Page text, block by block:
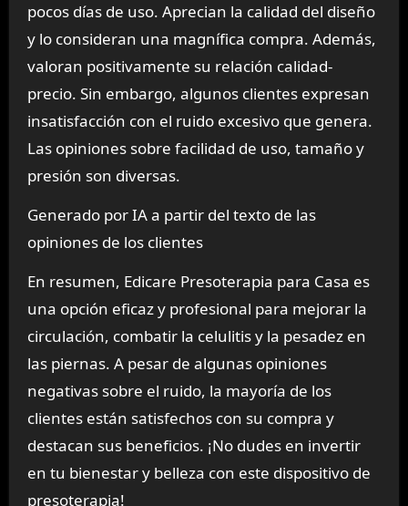
pocos días de uso. Aprecian la calidad del diseño
y lo consideran una magnífica compra. Además,
valoran positivamente su relación calidad-
precio. Sin embargo, algunos clientes expresan
insatisfacción con el ruido excesivo que genera.
Las opiniones sobre facilidad de uso, tamaño y
presión son diversas.
Generado por IA a partir del texto de las
opiniones de los clientes
En resumen, Edicare Presoterapia para Casa es
una opción eficaz y profesional para mejorar la
circulación, combatir la celulitis y la pesadez en
las piernas. A pesar de algunas opiniones
negativas sobre el ruido, la mayoría de los
clientes están satisfechos con su compra y
destacan sus beneficios. ¡No dudes en invertir
en tu bienestar y belleza con este dispositivo de
presoterapia!